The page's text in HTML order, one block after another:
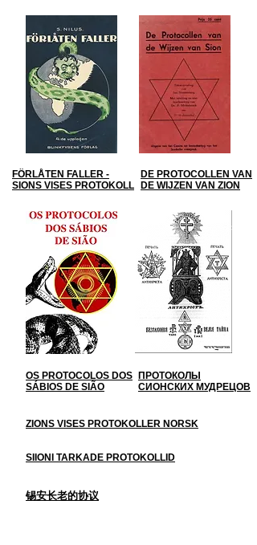
FÖRLÅTEN FALLER -
SIONS VISES PROTOKOLL
DE PROTOCOLLEN VAN
DE WIJZEN VAN ZION
OS PROTOCOLOS DOS
SÁBIOS DE SIÃO
ПРОТОКОЛЫ
СИОНСКИХ МУДРЕЦОВ
ZIONS VISES PROTOKOLLER NORSK
SIIONI TARKADE PROTOKOLLID
锡安长老的协议